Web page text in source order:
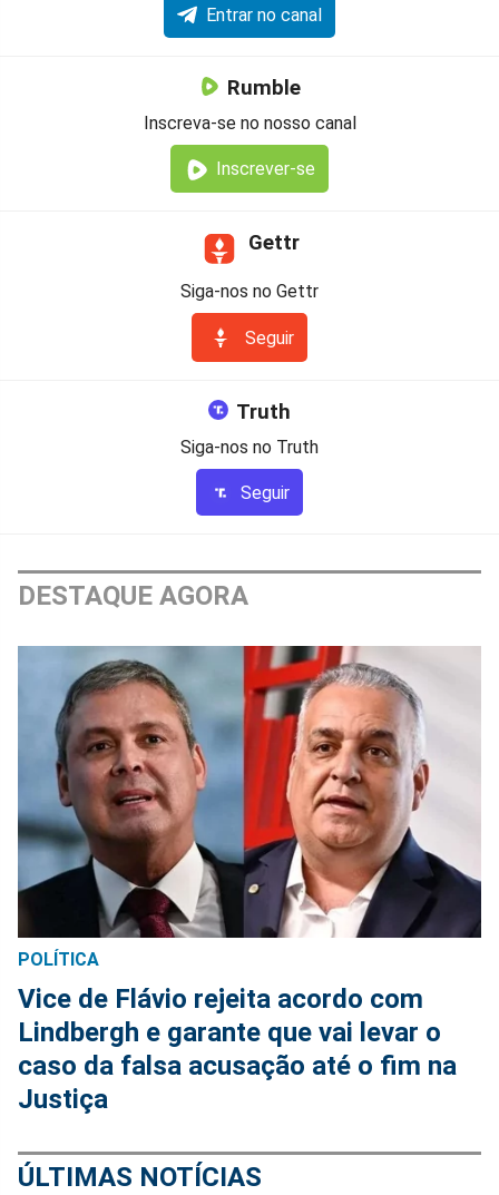
Entrar no canal
Rumble
Inscreva-se no nosso canal
Inscrever-se
Gettr
Siga-nos no Gettr
Seguir
Truth
Siga-nos no Truth
Seguir
DESTAQUE AGORA
POLÍTICA
Vice de Flávio rejeita acordo com
Lindbergh e garante que vai levar o
caso da falsa acusação até o fim na
Justiça
ÚLTIMAS NOTÍCIAS